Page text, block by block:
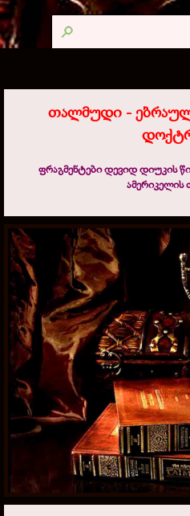
თალმუდი -
ფრაგმენტები დევიდ დიუკის